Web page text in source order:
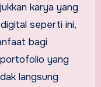
karya yang
seperti ini,
bagi
portofolio yang
langsung